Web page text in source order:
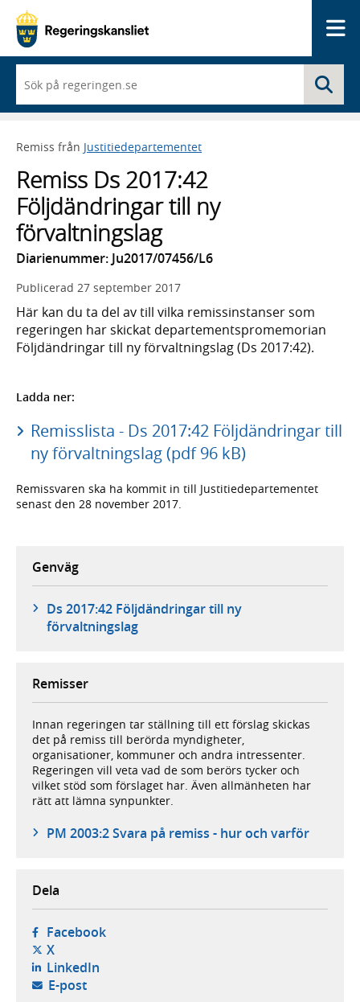
du
börjar
skriva
framträder
lista
med
sökförslag
Remiss från Justitiedepartementet
Remiss Ds 2017:42
Följdändringar till ny
förvaltningslag
Diarienummer: Ju2017/07456/L6
Publicerad 27 september 2017
Här kan du ta del av till vilka remissinstanser som
regeringen har skickat departementspromemorian
Följdändringar till ny förvaltningslag (Ds 2017:42).
Ladda ner:
Remisslista - Ds 2017:42 Följdändringar till
ny förvaltningslag (pdf 96 kB)
Remissvaren ska ha kommit in till Justitiedepartementet
senast den 28 november 2017.
Genväg
Ds 2017:42 Följdändringar till ny
förvaltningslag
Remisser
Innan regeringen tar ställning till ett förslag skickas
det på remiss till berörda myndigheter,
organisationer, kommuner och andra intressenter.
Regeringen vill veta vad de som berörs tycker och
vilket stöd som förslaget har. Även allmänheten har
rätt att lämna synpunkter.
PM 2003:2 Svara på remiss - hur och varför
Dela
Facebook- öppnas i ny flik, extern webbplats,
X- öppnas i ny flik, extern webbplats,
LinkedIn- öppnas i ny flik, extern webbplats,
E-post- öppnar din e-postklient,